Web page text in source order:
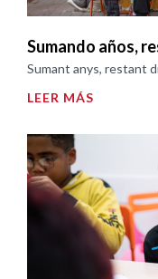
Sumando años,
Sumant anys, restant
LEER MÁS